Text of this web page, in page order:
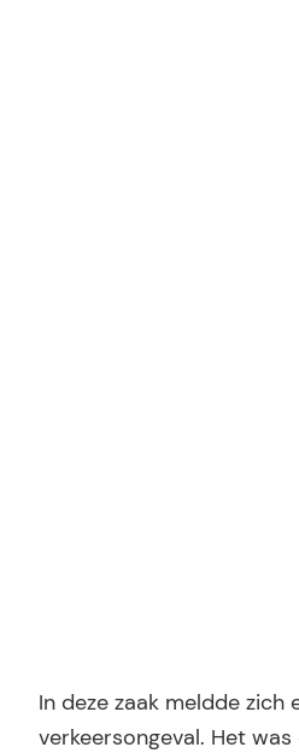
In deze zaak meldde
verkeersongeval. Het